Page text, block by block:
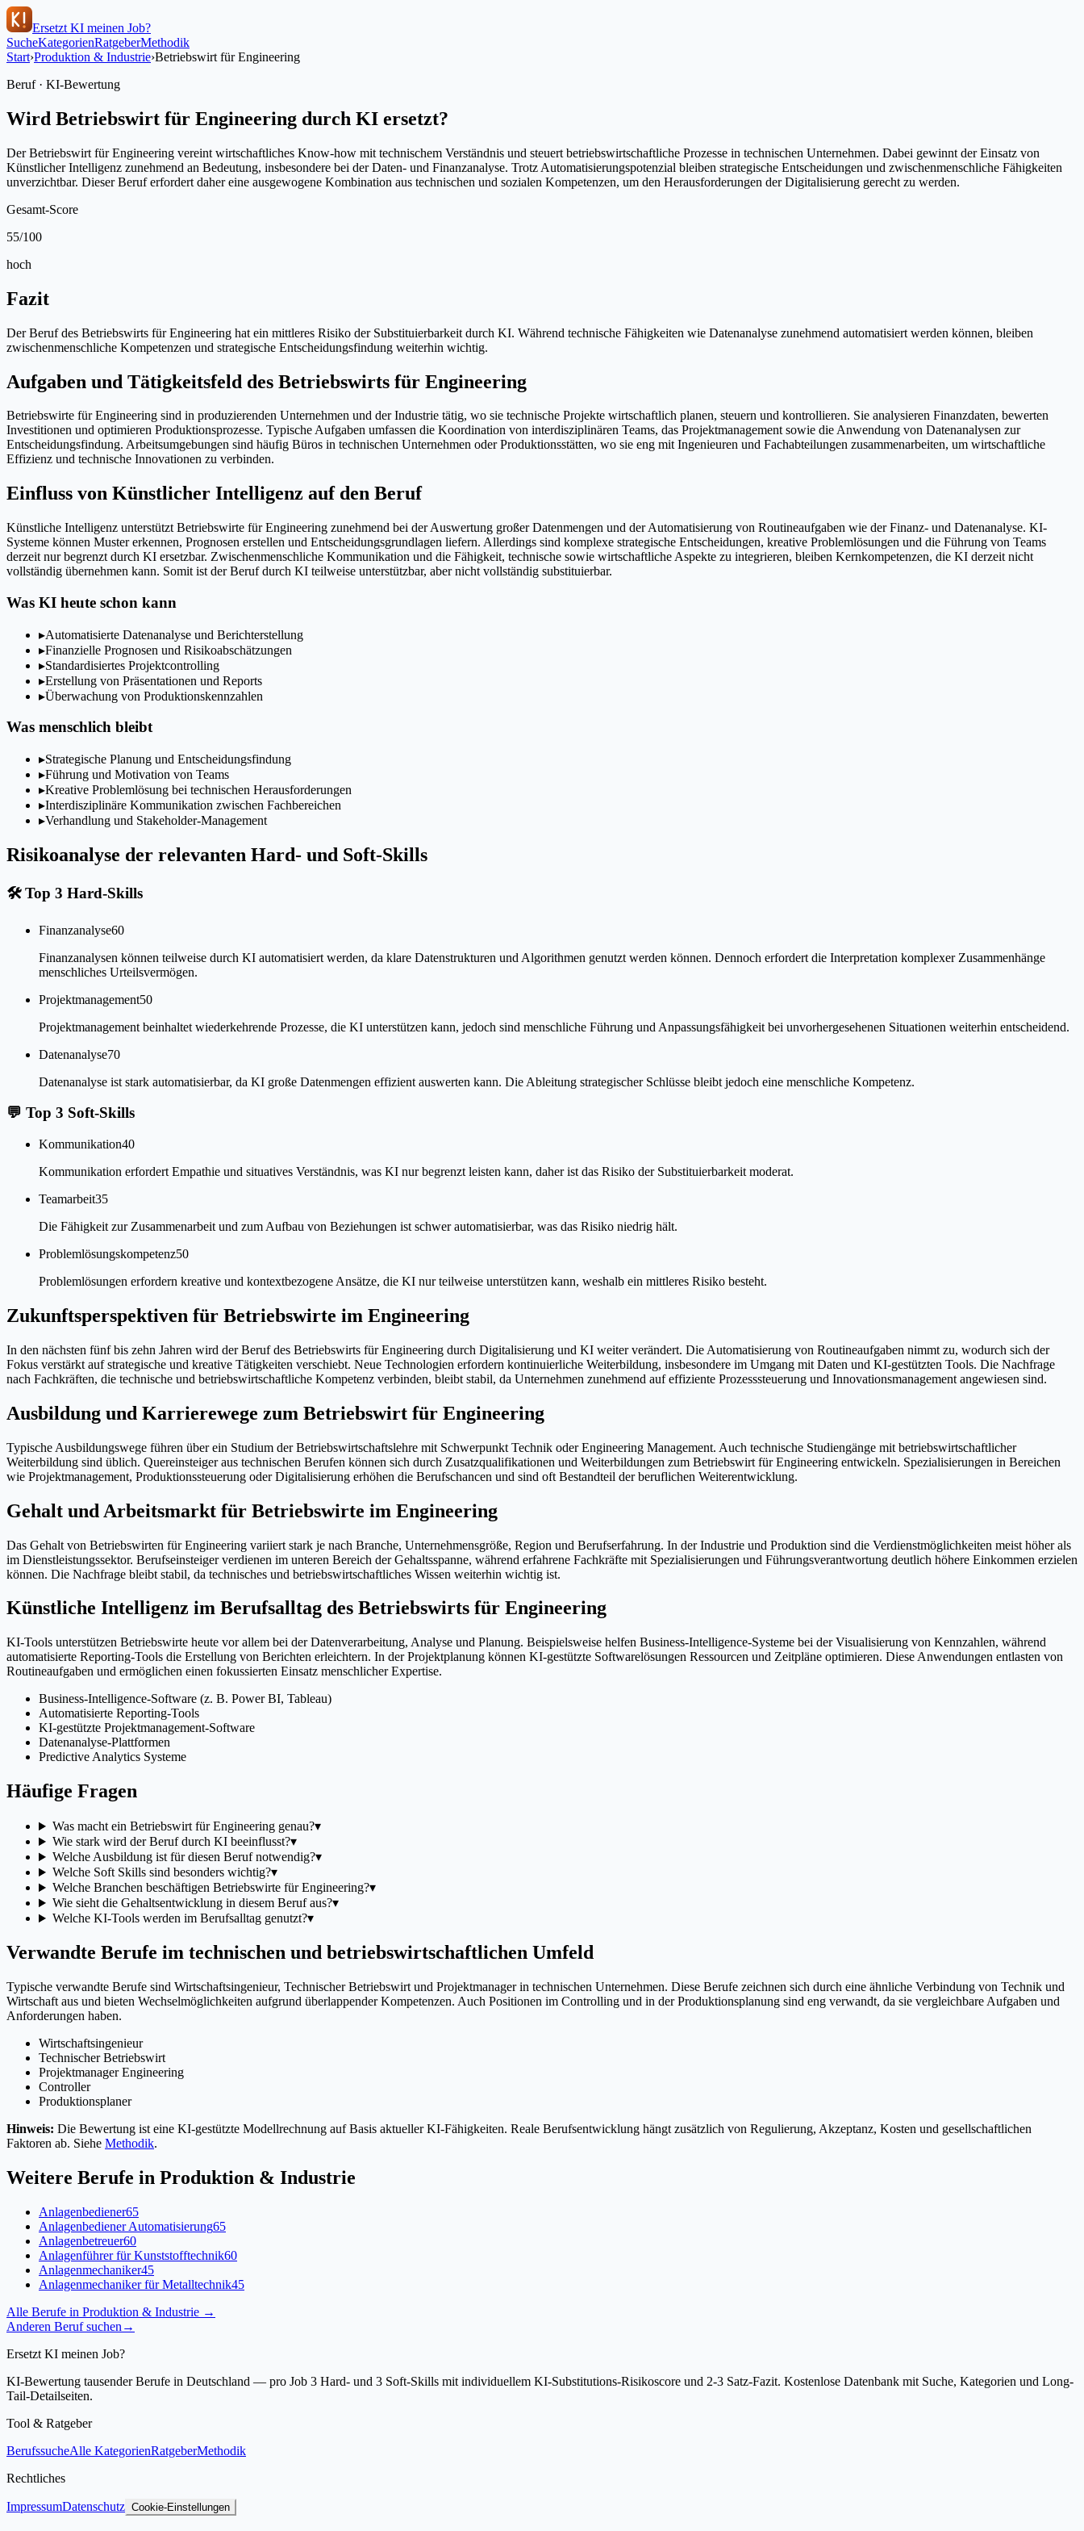
Ersetzt KI meinen Job?
SucheKategorienRatgeberMethodik
Start›Produktion & Industrie›Betriebswirt für Engineering
Beruf · KI-Bewertung
Wird Betriebswirt für Engineering durch KI ersetzt?
Der Betriebswirt für Engineering vereint wirtschaftliches Know-how mit technischem Verständnis und steuert betriebswirtschaftliche Prozesse in technischen Unternehmen. Dabei gewinnt der Einsatz von
Künstlicher Intelligenz zunehmend an Bedeutung, insbesondere bei der Daten- und Finanzanalyse. Trotz Automatisierungspotenzial bleiben strategische Entscheidungen und zwischenmenschliche Fähigkeiten
unverzichtbar. Dieser Beruf erfordert daher eine ausgewogene Kombination aus technischen und sozialen Kompetenzen, um den Herausforderungen der Digitalisierung gerecht zu werden.
Gesamt-Score
55/100
hoch
Fazit
Der Beruf des Betriebswirts für Engineering hat ein mittleres Risiko der Substituierbarkeit durch KI. Während technische Fähigkeiten wie Datenanalyse zunehmend automatisiert werden können, bleiben
zwischenmenschliche Kompetenzen und strategische Entscheidungsfindung weiterhin wichtig.
Aufgaben und Tätigkeitsfeld des Betriebswirts für Engineering
Betriebswirte für Engineering sind in produzierenden Unternehmen und der Industrie tätig, wo sie technische Projekte wirtschaftlich planen, steuern und kontrollieren. Sie analysieren Finanzdaten, bewerten
Investitionen und optimieren Produktionsprozesse. Typische Aufgaben umfassen die Koordination von interdisziplinären Teams, das Projektmanagement sowie die Anwendung von Datenanalysen zur
Entscheidungsfindung. Arbeitsumgebungen sind häufig Büros in technischen Unternehmen oder Produktionsstätten, wo sie eng mit Ingenieuren und Fachabteilungen zusammenarbeiten, um wirtschaftliche
Effizienz und technische Innovationen zu verbinden.
Einfluss von Künstlicher Intelligenz auf den Beruf
Künstliche Intelligenz unterstützt Betriebswirte für Engineering zunehmend bei der Auswertung großer Datenmengen und der Automatisierung von Routineaufgaben wie der Finanz- und Datenanalyse. KI-
Systeme können Muster erkennen, Prognosen erstellen und Entscheidungsgrundlagen liefern. Allerdings sind komplexe strategische Entscheidungen, kreative Problemlösungen und die Führung von Teams
derzeit nur begrenzt durch KI ersetzbar. Zwischenmenschliche Kommunikation und die Fähigkeit, technische sowie wirtschaftliche Aspekte zu integrieren, bleiben Kernkompetenzen, die KI derzeit nicht
vollständig übernehmen kann. Somit ist der Beruf durch KI teilweise unterstützbar, aber nicht vollständig substituierbar.
Was KI heute schon kann
▸Automatisierte Datenanalyse und Berichterstellung
▸Finanzielle Prognosen und Risikoabschätzungen
▸Standardisiertes Projektcontrolling
▸Erstellung von Präsentationen und Reports
▸Überwachung von Produktionskennzahlen
Was menschlich bleibt
▸Strategische Planung und Entscheidungsfindung
▸Führung und Motivation von Teams
▸Kreative Problemlösung bei technischen Herausforderungen
▸Interdisziplinäre Kommunikation zwischen Fachbereichen
▸Verhandlung und Stakeholder-Management
Risikoanalyse der relevanten Hard- und Soft-Skills
🛠Top 3 Hard-Skills
Finanzanalyse60
Finanzanalysen können teilweise durch KI automatisiert werden, da klare Datenstrukturen und Algorithmen genutzt werden können. Dennoch erfordert die Interpretation komplexer Zusammenhänge
menschliches Urteilsvermögen.
Projektmanagement50
Projektmanagement beinhaltet wiederkehrende Prozesse, die KI unterstützen kann, jedoch sind menschliche Führung und Anpassungsfähigkeit bei unvorhergesehenen Situationen weiterhin entscheidend.
Datenanalyse70
Datenanalyse ist stark automatisierbar, da KI große Datenmengen effizient auswerten kann. Die Ableitung strategischer Schlüsse bleibt jedoch eine menschliche Kompetenz.
💬 Top 3 Soft-Skills
Kommunikation40
Kommunikation erfordert Empathie und situatives Verständnis, was KI nur begrenzt leisten kann, daher ist das Risiko der Substituierbarkeit moderat.
Teamarbeit35
Die Fähigkeit zur Zusammenarbeit und zum Aufbau von Beziehungen ist schwer automatisierbar, was das Risiko niedrig hält.
Problemlösungskompetenz50
Problemlösungen erfordern kreative und kontextbezogene Ansätze, die KI nur teilweise unterstützen kann, weshalb ein mittleres Risiko besteht.
Zukunftsperspektiven für Betriebswirte im Engineering
In den nächsten fünf bis zehn Jahren wird der Beruf des Betriebswirts für Engineering durch Digitalisierung und KI weiter verändert. Die Automatisierung von Routineaufgaben nimmt zu, wodurch sich der
Fokus verstärkt auf strategische und kreative Tätigkeiten verschiebt. Neue Technologien erfordern kontinuierliche Weiterbildung, insbesondere im Umgang mit Daten und KI-gestützten Tools. Die Nachfrage
nach Fachkräften, die technische und betriebswirtschaftliche Kompetenz verbinden, bleibt stabil, da Unternehmen zunehmend auf effiziente Prozesssteuerung und Innovationsmanagement angewiesen sind.
Ausbildung und Karrierewege zum Betriebswirt für Engineering
Typische Ausbildungswege führen über ein Studium der Betriebswirtschaftslehre mit Schwerpunkt Technik oder Engineering Management. Auch technische Studiengänge mit betriebswirtschaftlicher
Weiterbildung sind üblich. Quereinsteiger aus technischen Berufen können sich durch Zusatzqualifikationen und Weiterbildungen zum Betriebswirt für Engineering entwickeln. Spezialisierungen in Bereichen
wie Projektmanagement, Produktionssteuerung oder Digitalisierung erhöhen die Berufschancen und sind oft Bestandteil der beruflichen Weiterentwicklung.
Gehalt und Arbeitsmarkt für Betriebswirte im Engineering
Das Gehalt von Betriebswirten für Engineering variiert stark je nach Branche, Unternehmensgröße, Region und Berufserfahrung. In der Industrie und Produktion sind die Verdienstmöglichkeiten meist höher als
im Dienstleistungssektor. Berufseinsteiger verdienen im unteren Bereich der Gehaltsspanne, während erfahrene Fachkräfte mit Spezialisierungen und Führungsverantwortung deutlich höhere Einkommen erzielen
können. Die Nachfrage bleibt stabil, da technisches und betriebswirtschaftliches Wissen weiterhin wichtig ist.
Künstliche Intelligenz im Berufsalltag des Betriebswirts für Engineering
KI-Tools unterstützen Betriebswirte heute vor allem bei der Datenverarbeitung, Analyse und Planung. Beispielsweise helfen Business-Intelligence-Systeme bei der Visualisierung von Kennzahlen, während
automatisierte Reporting-Tools die Erstellung von Berichten erleichtern. In der Projektplanung können KI-gestützte Softwarelösungen Ressourcen und Zeitpläne optimieren. Diese Anwendungen entlasten von
Routineaufgaben und ermöglichen einen fokussierten Einsatz menschlicher Expertise.
Business-Intelligence-Software (z. B. Power BI, Tableau)
Automatisierte Reporting-Tools
KI-gestützte Projektmanagement-Software
Datenanalyse-Plattformen
Predictive Analytics Systeme
Häufige Fragen
Was macht ein Betriebswirt für Engineering genau?▾
Wie stark wird der Beruf durch KI beeinflusst?▾
Welche Ausbildung ist für diesen Beruf notwendig?▾
Welche Soft Skills sind besonders wichtig?▾
Welche Branchen beschäftigen Betriebswirte für Engineering?▾
Wie sieht die Gehaltsentwicklung in diesem Beruf aus?▾
Welche KI-Tools werden im Berufsalltag genutzt?▾
Verwandte Berufe im technischen und betriebswirtschaftlichen Umfeld
Typische verwandte Berufe sind Wirtschaftsingenieur, Technischer Betriebswirt und Projektmanager in technischen Unternehmen. Diese Berufe zeichnen sich durch eine ähnliche Verbindung von Technik und
Wirtschaft aus und bieten Wechselmöglichkeiten aufgrund überlappender Kompetenzen. Auch Positionen im Controlling und in der Produktionsplanung sind eng verwandt, da sie vergleichbare Aufgaben und
Anforderungen haben.
Wirtschaftsingenieur
Technischer Betriebswirt
Projektmanager Engineering
Controller
Produktionsplaner
Hinweis: Die Bewertung ist eine KI-gestützte Modellrechnung auf Basis aktueller KI-Fähigkeiten. Reale Berufsentwicklung hängt zusätzlich von Regulierung, Akzeptanz, Kosten und gesellschaftlichen
Faktoren ab. Siehe Methodik.
Weitere Berufe in Produktion & Industrie
Anlagenbediener65
Anlagenbediener Automatisierung65
Anlagenbetreuer60
Anlagenführer für Kunststofftechnik60
Anlagenmechaniker45
Anlagenmechaniker für Metalltechnik45
Alle Berufe in Produktion & Industrie →
Anderen Beruf suchen →
Ersetzt KI meinen Job?
KI-Bewertung tausender Berufe in Deutschland — pro Job 3 Hard- und 3 Soft-Skills mit individuellem KI-Substitutions-Risikoscore und 2-3 Satz-Fazit. Kostenlose Datenbank mit Suche, Kategorien und Long-
Tail-Detailseiten.
Tool & Ratgeber
BerufssucheAlle KategorienRatgeberMethodik
Rechtliches
ImpressumDatenschutz Cookie-Einstellungen